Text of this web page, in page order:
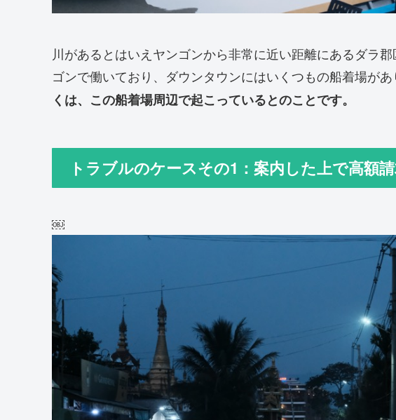
川があるとはいえヤンゴンから非常に近い距離にあるダラ
ゴンで働いており、ダウンタウンにはいくつもの船着場があ
くは、この船着場周辺で起こっているとのことです。
トラブルのケースその1：案内した上で高額
￼